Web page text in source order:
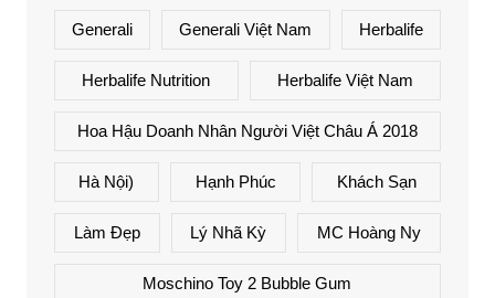
Generali Generali Việt Nam Herbalife
Herbalife Nutrition Herbalife Việt Nam
Hoa Hậu Doanh Nhân Người Việt Châu Á 2018
Hà Nội) Hạnh Phúc Khách Sạn
Làm Đẹp Lý Nhã Kỳ MC Hoàng Ny
Moschino Toy 2 Bubble Gum